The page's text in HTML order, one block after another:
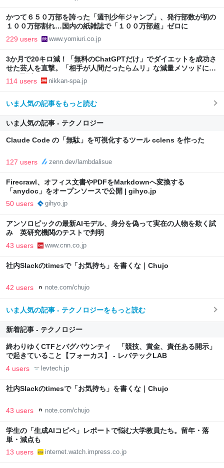
かつて６５０万部を誇った「週刊少年ジャンプ」、発行部数が初の
１００万部割れ…国内の紙雑誌で「１００万部超」ゼロに
229 users www.yomiuri.co.jp
3か月で20キロ減！「無料のChatGPTだけ」でダイエットを成功さ
せた芸人を直撃。「相手が人間だったらムリ」な減量メソッドに驚
き | 日刊SPA!
114 users nikkan-spa.jp
いま人気の記事をもっと読む
いま人気の記事 - テクノロジー
Claude Code の「無駄」を可視化するツール cclens を作った
127 users zenn.dev/lambdalisue
Firecrawl、オフィス文書やPDFをMarkdownへ変換する
「anydoc」をオープンソースで公開 | gihyo.jp
50 users gihyo.jp
アンソロピックの最新AIモデル、身分を偽って実在の人物を欺く試
み 英研究機関のテストで判明
43 users www.cnn.co.jp
社内Slackのtimesで「お気持ち」を書くな｜Chujo
42 users note.com/chujo
いま人気の記事 - テクノロジーをもっと読む
新着記事 - テクノロジー
終わりゆくCTFとバグバウンティ 「競技、賞金、責任ある開示」
で起きていること【フォーカス】 - レバテックLAB
4 users levtech.jp
社内Slackのtimesで「お気持ち」を書くな｜Chujo
43 users note.com/chujo
学生の「生成AIコピペ」レポートで悩む大学教員たち。留年・落
単・減点も
13 users internet.watch.impress.co.jp